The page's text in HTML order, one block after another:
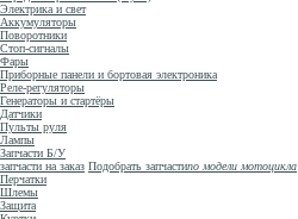
Электрика и свет
Аккумуляторы
Поворотники
Стоп-сигналы
Фары
Приборные панели и бортовая электроника
Реле-регуляторы
Генераторы и стартёры
Датчики
Пульты руля
Лампы
Запчасти Б/У
запчасти на заказ Подобрать запчастипо модели мотоцикла
Перчатки
Шлемы
Защита